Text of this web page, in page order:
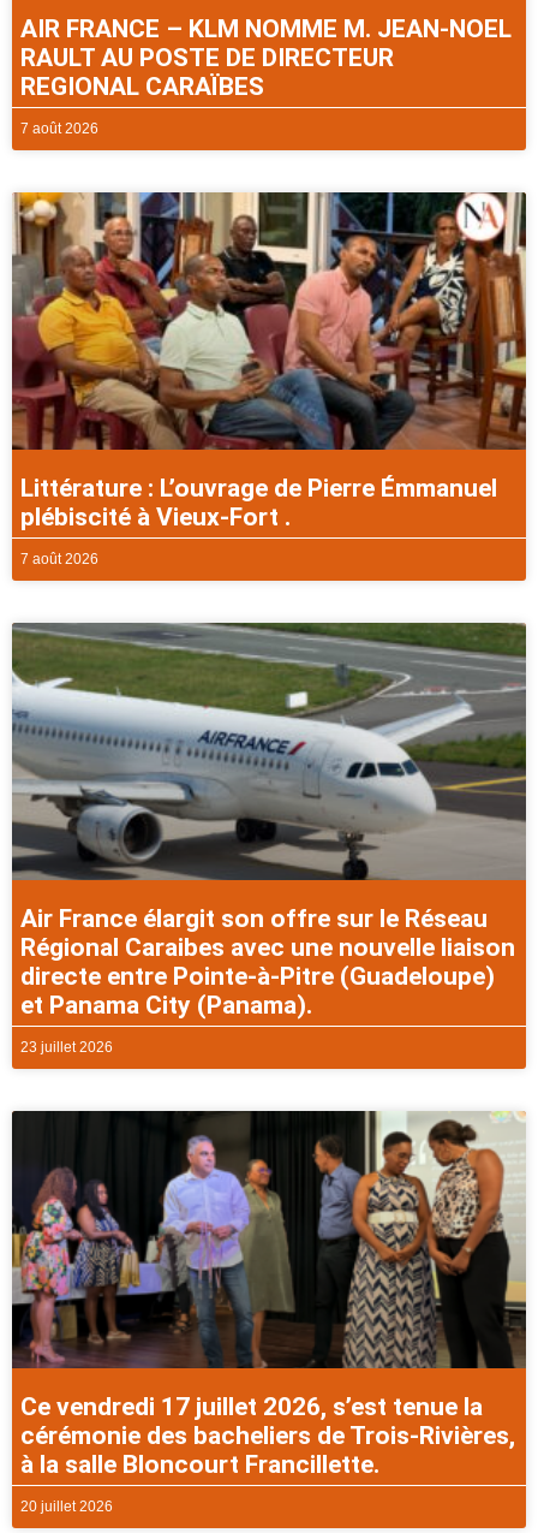
AIR FRANCE – KLM NOMME M. JEAN-NOEL
RAULT AU POSTE DE DIRECTEUR
REGIONAL CARAÏBES
7 août 2026
Littérature : L’ouvrage de Pierre Émmanuel
plébiscité à Vieux-Fort .
7 août 2026
Air France élargit son offre sur le Réseau
Régional Caraibes avec une nouvelle liaison
directe entre Pointe-à-Pitre (Guadeloupe)
et Panama City (Panama).
23 juillet 2026
Ce vendredi 17 juillet 2026, s’est tenue la
cérémonie des bacheliers de Trois-Rivières,
à la salle Bloncourt Francillette.
20 juillet 2026